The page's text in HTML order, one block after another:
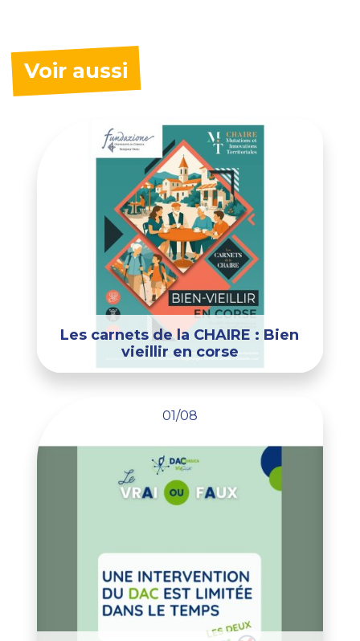
Voir aussi
Les carnets de la CHAIRE : Bien
vieillir en corse
01/08